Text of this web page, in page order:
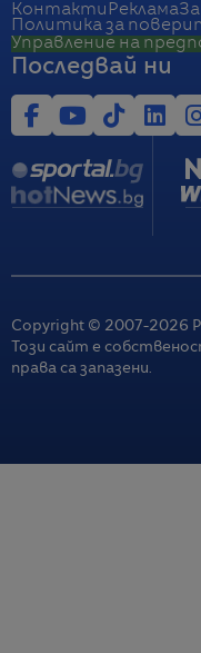
Контакти Реклама
Политика за
Управление на
Последвай ни
Copyright © 2007-2026
Този сайт е
права са запазени.